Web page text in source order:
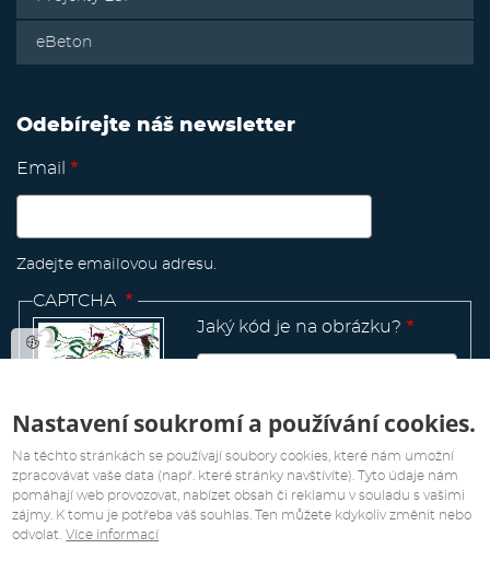
eBeton
Odebírejte náš newsletter
Email
Zadejte emailovou adresu.
CAPTCHA
Jaký kód je na obrázku?
Manage
existing
Nastavení soukromí a používání cookies.
Na těchto stránkách se používají soubory cookies, které nám umožní
zpracovávat vaše data (např. které stránky navštívíte). Tyto údaje nám
pomáhají web provozovat, nabízet obsah či reklamu v souladu s vašimi
zájmy. K tomu je potřeba váš souhlas. Ten můžete kdykoliv změnit nebo
odvolat.
Více informací